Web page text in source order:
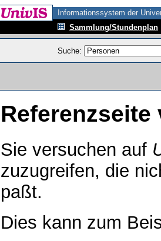
Informationssystem der
Sammlung/Stundenplan
Suche:
Referenzseite
Sie versuchen auf
zuzugreifen, die
paßt.
Dies kann zum